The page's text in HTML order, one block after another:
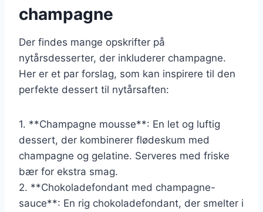
champagne
Der findes mange opskrifter på
nytårsdesserter, der inkluderer champagne.
Her er et par forslag, som kan inspirere til den
perfekte dessert til nytårsaften:
1. **Champagne mousse**: En let og luftig
dessert, der kombinerer flødeskum med
champagne og gelatine. Serveres med friske
bær for ekstra smag.
2. **Chokoladefondant med champagne-
sauce**: En rig chokoladefondant, der smelter i